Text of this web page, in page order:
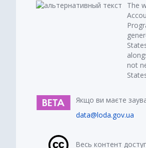
The
not
Якщо ви маєте
data@loda.gov.ua
Весь контент